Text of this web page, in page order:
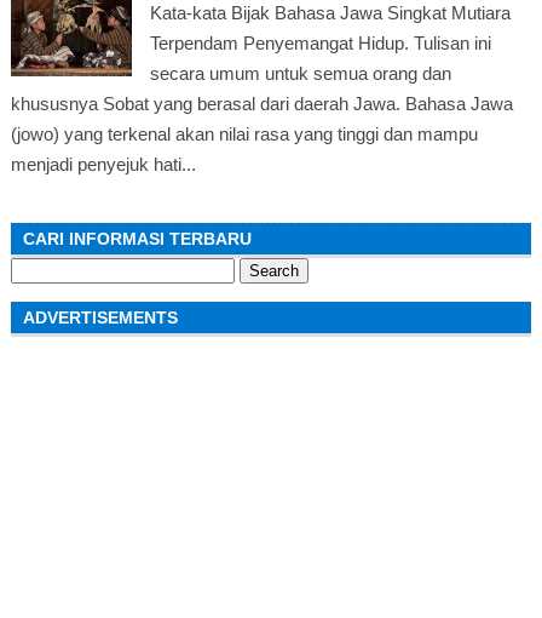
Kata-kata Bijak Bahasa Jawa Singkat Mutiara
Terpendam Penyemangat Hidup. Tulisan ini
secara umum untuk semua orang dan
khususnya Sobat yang berasal dari daerah Jawa. Bahasa Jawa
(jowo) yang terkenal akan nilai rasa yang tinggi dan mampu
menjadi penyejuk hati...
CARI INFORMASI TERBARU
for:
ADVERTISEMENTS